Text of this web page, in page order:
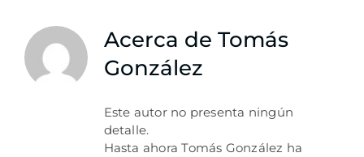
Acerca de Tomás
González
Este autor no presenta ningún
detalle.
Hasta ahora Tomás González ha